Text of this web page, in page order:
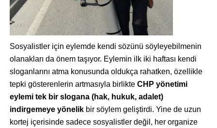
Sosyalistler için eylemde kendi sözünü söyleyebilmenin
olanakları da önem taşıyor. Eylemin ilk iki haftası kendi
sloganlarını atma konusunda oldukça rahatken, özellikle
tepki gösterenlerin artmasıyla birlikte CHP yönetimi
eylemi tek bir slogana (hak, hukuk, adalet)
indirgemeye yönelik bir söylem geliştirdi. Yine de uzun
kortej içerisinde sadece sosyalistler değil, her organize